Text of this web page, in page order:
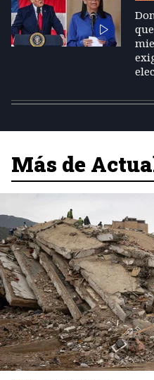
Más de